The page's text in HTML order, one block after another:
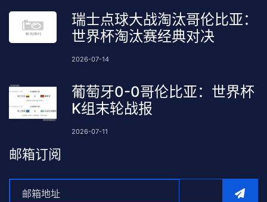
瑞士点球大战淘汰哥伦比亚：
世界杯淘汰赛经典对决
2026-07-14
葡萄牙0-0哥伦比亚：世界杯
K组末轮战报
2026-07-11
邮箱订阅